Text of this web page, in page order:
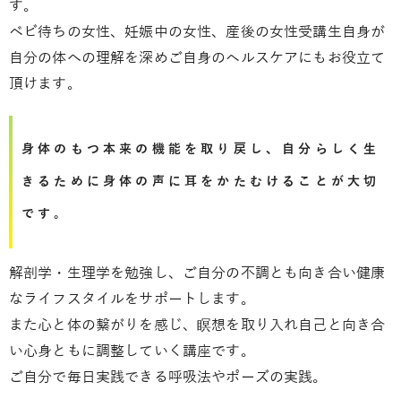
す。
ベビ待ちの女性、妊娠中の女性、産後の女性受講生自身が
自分の体への理解を深めご自身のヘルスケアにもお役立て
頂けます。
身体のもつ本来の機能を取り戻し、自分らしく生
きるために身体の声に耳をかたむけることが大切
です。
解剖学・生理学を勉強し、ご自分の不調とも向き合い健康
なライフスタイルをサポートします。
また心と体の繋がりを感じ、瞑想を取り入れ自己と向き合
い心身ともに調整していく講座です。
ご自分で毎日実践できる呼吸法やポーズの実践。